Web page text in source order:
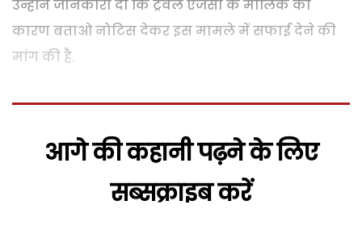
उन्होंने जानकारी दी कि ट्रैवेल एजेंसी के मालिक को
कारण बताओ नोटिस देकर इस मामले में सफाई देने की
मांग की है.
आगे की कहानी पढ़ने के लिए
सब्सक्राइब करें